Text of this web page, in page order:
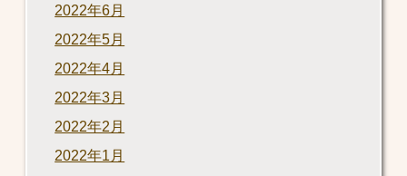
2022年6月
2022年5月
2022年4月
2022年3月
2022年2月
2022年1月